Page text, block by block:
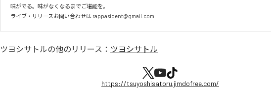
味がでる。味がなくなるまでご堪能を。
ライブ・リリースお問い合わせは rappasident@gmail.com
ツヨシサトルの他のリリース： ツヨシサトル
https://tsuyoshisatoru.jimdofree.com/